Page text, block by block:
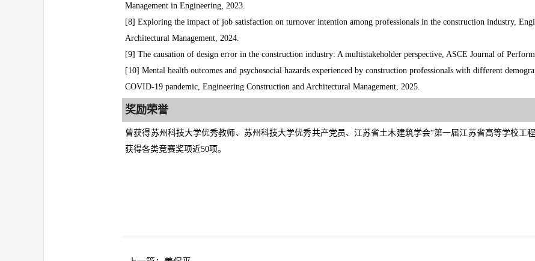
Management in Engineering, 2023.
[8] Exploring the impact of job satisfaction on turnover intention among professionals in the construction industry,
Architectural Management, 2024.
[9] The causation of design error in the construction industry: A multistakeholder perspective, ASCE Journal of
[10] Mental health outcomes and psychosocial hazards experienced by construction professionals with different
COVID-19 pandemic, Engineering Construction and Architectural Management, 2025.
奖励荣誉
曾获得苏州科技大学优秀教师、苏州科技大学优秀共产党员、江苏省土木建筑学会“第一届江苏省高等学校工
获得各类竞赛奖项近50项。